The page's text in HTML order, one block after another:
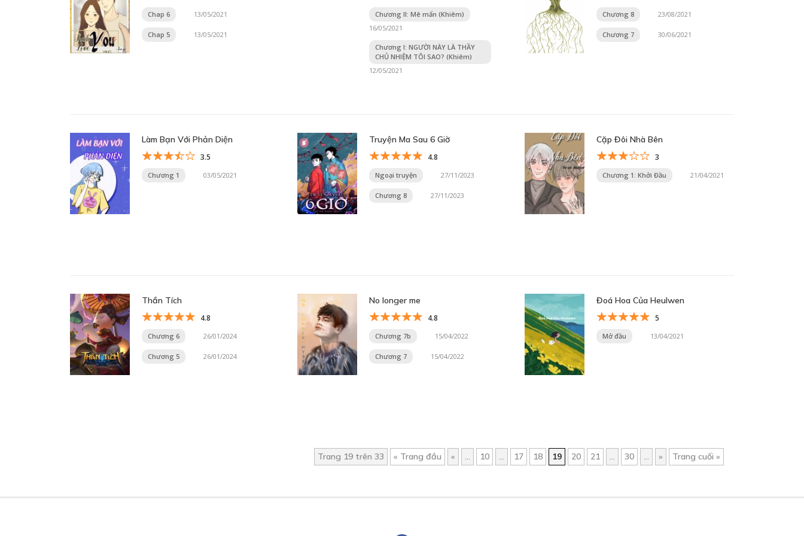
Chap 6 13/05/2021
Chap 5 13/05/2021
Chương II: Mê mẩn (Khiêm)
16/05/2021
Chương I: NGƯỜI NÀY LÀ THẦY
CHỦ NHIỆM TÔI SAO? (Khiêm)
12/05/2021
Chương 8 23/08/2021
Chương 7 30/06/2021
Làm Bạn Với Phản Diện
3.5
Chương 1 03/05/2021
Truyện Ma Sau 6 Giờ
4.8
Ngoại truyện 27/11/2023
Chương 8 27/11/2023
Cặp Đôi Nhà Bên
3
Chương 1: Khởi Đầu 21/04/2021
Thần Tích
4.8
Chương 6 26/01/2024
Chương 5 26/01/2024
No longer me
4.8
Chương 7b 15/04/2022
Chương 7 15/04/2022
Đoá Hoa Của Heulwen
5
Mở đầu 13/04/2021
Trang 19 trên 33 « Trang đầu « 10 17 18 19 20 21 30 » Trang cuối »